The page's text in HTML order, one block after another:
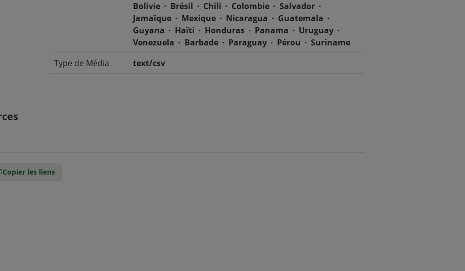
Bolivie
Brésil Chili Colombie
Salvador
Jamaïque
Mexique Nicaragua
Guatemala
Guyana
Haïti Honduras Panama
Uruguay
Venezuela
Barbade Paraguay Pérou
Suriname
Type de Média
text/csv
Copier les liens